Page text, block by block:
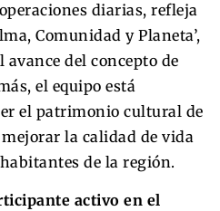
diarias, refleja
Comunidad y Planeta’,
del concepto de
el equipo está
el patrimonio cultural de
la calidad de vida
de la región.
activo en el